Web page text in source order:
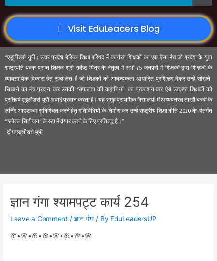
Visit EduLeaders Blog
“एडूलीडर्स यूपी : उत्तर प्रदेश बेसिक शिक्षा परिषद में कार्यरत शिक्षकों का एक ऐसा मंच जो प्रदेश के युवा
राष्ट्रपति पदक प्राप्त शिक्षक श्री सर्वेष्ट मिश्र के नेतृत्व में सभी 75 जनपदों में शिक्षकों द्वारा शिक्षकों के
व्यावसायिक विकास हेतु संचालित है जो शिक्षकों को आवश्यकता आधारित प्रशिक्षण देकर उन्हें सीखने-
सिखाने का मंच प्रदान कर उनकी “सफलता की कहानियों” का प्रकाशन कर ऐसे उत्कृष्ट शिक्षकों को
प्रतिवर्ष एडूलीडर्स यूपी अवार्ड प्रदान करता है। यह समूह प्राथमिक विद्यालयों में अध्ययनरत लाखों बच्चों के
लर्निंग आउटकम सुनिश्चित करने हेतु गतिविधियों के निर्माण कर उन्हें राष्ट्रीय शिक्षा नीति 2020 के अंतर्गत
“ग्लोबल सिटीजन” के रूप में तैयार करने के लिए प्रतिबद्ध है।”
-टीम एडूलीडर्स यूपी
ज्ञान गंगा श्यामपट्ट कार्य 254
Leave a Comment /ज्ञान गंगा/ By EduLeadersUP
🌸•🌸•🌸•🌸•🌸•🌸•🌸•🌸